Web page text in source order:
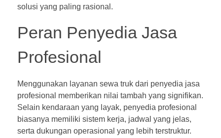
solusi yang paling rasional.
Peran Penyedia Jasa
Profesional
Menggunakan layanan sewa truk dari penyedia jasa
profesional memberikan nilai tambah yang signifikan.
Selain kendaraan yang layak, penyedia profesional
biasanya memiliki sistem kerja, jadwal yang jelas,
serta dukungan operasional yang lebih terstruktur.